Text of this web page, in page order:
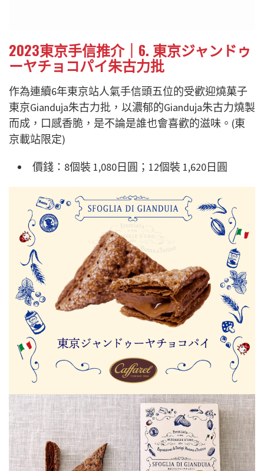
2023東京手信推介｜6. 東京ジャンドゥ
ーヤチョコパイ朱古力批
作為連續6年東京站人氣手信頭五位的受歡迎燒菓子
東京Gianduja朱古力批，以濃郁的Gianduja朱古力燒製
而成，口感香脆，是不論是誰也會喜歡的滋味。(東
京載站限定)
價錢：8個裝 1,080日圓；12個裝 1,620日圓